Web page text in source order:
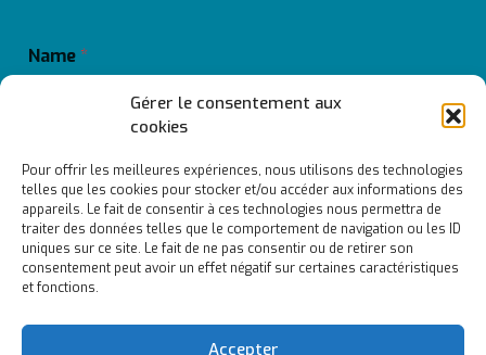
Gérer le consentement aux
cookies
Pour offrir les meilleures expériences, nous utilisons des technologies
telles que les cookies pour stocker et/ou accéder aux informations des
appareils. Le fait de consentir à ces technologies nous permettra de
traiter des données telles que le comportement de navigation ou les ID
uniques sur ce site. Le fait de ne pas consentir ou de retirer son
consentement peut avoir un effet négatif sur certaines caractéristiques
et fonctions.
Accepter
Name*
E
m
a
i
l
E
a
Email*
Submit